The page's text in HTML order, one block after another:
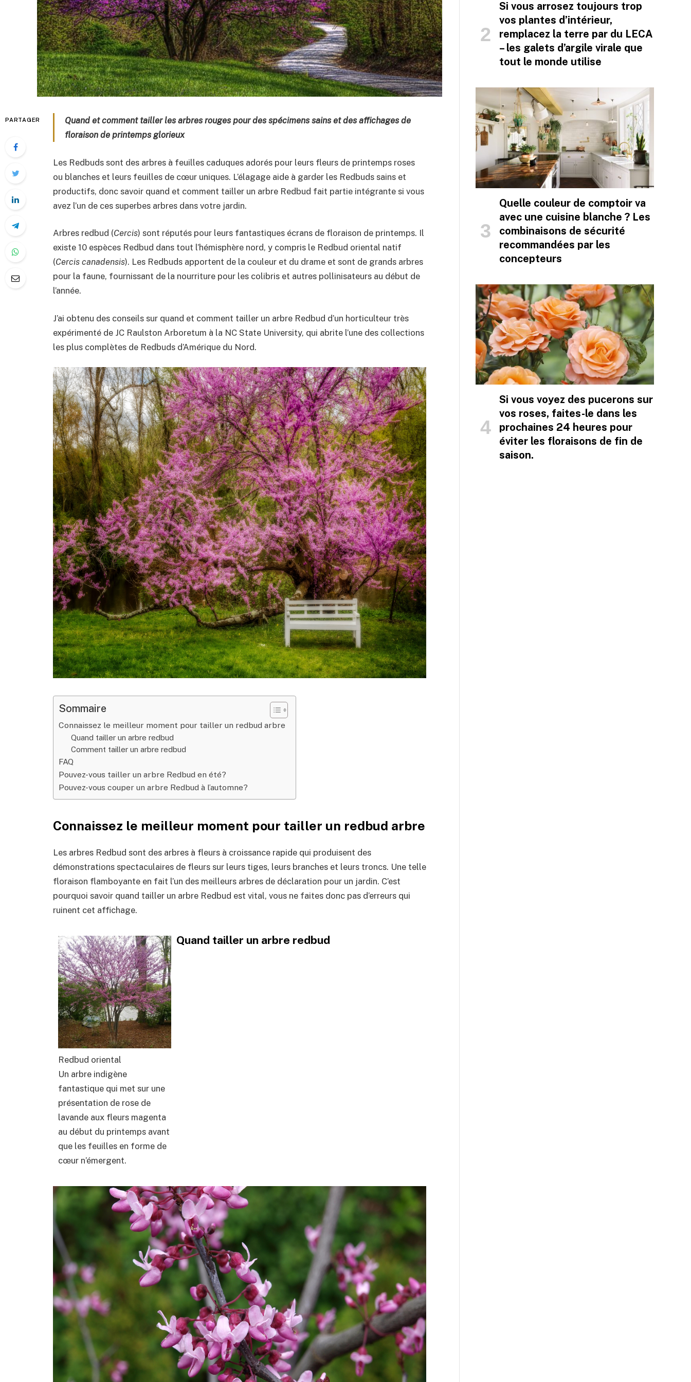
PARTAGER
Quand et comment tailler les arbres rouges pour des spécimens sains et des affichages de
floraison de printemps glorieux
Les Redbuds sont des arbres à feuilles caduques adorés pour leurs fleurs de printemps roses
ou blanches et leurs feuilles de cœur uniques. L’élagage aide à garder les Redbuds sains et
productifs, donc savoir quand et comment tailler un arbre Redbud fait partie intégrante si vous
avez l’un de ces superbes arbres dans votre jardin.
Arbres redbud (Cercis) sont réputés pour leurs fantastiques écrans de floraison de printemps. Il
existe 10 espèces Redbud dans tout l’hémisphère nord, y compris le Redbud oriental natif
(Cercis canadensis). Les Redbuds apportent de la couleur et du drame et sont de grands arbres
pour la faune, fournissant de la nourriture pour les colibris et autres pollinisateurs au début de
l’année.
J’ai obtenu des conseils sur quand et comment tailler un arbre Redbud d’un horticulteur très
expérimenté de JC Raulston Arboretum à la NC State University, qui abrite l’une des collections
les plus complètes de Redbuds d’Amérique du Nord.
Sommaire
Connaissez le meilleur moment pour tailler un redbud arbre
Quand tailler un arbre redbud
Comment tailler un arbre redbud
FAQ
Pouvez-vous tailler un arbre Redbud en été?
Pouvez-vous couper un arbre Redbud à l’automne?
Connaissez le meilleur moment pour tailler un redbud arbre
Les arbres Redbud sont des arbres à fleurs à croissance rapide qui produisent des
démonstrations spectaculaires de fleurs sur leurs tiges, leurs branches et leurs troncs. Une telle
floraison flamboyante en fait l’un des meilleurs arbres de déclaration pour un jardin. C’est
pourquoi savoir quand tailler un arbre Redbud est vital, vous ne faites donc pas d’erreurs qui
ruinent cet affichage.
Redbud oriental
Un arbre indigène
fantastique qui met sur une
présentation de rose de
lavande aux fleurs magenta
au début du printemps avant
que les feuilles en forme de
cœur n’émergent.
Quand tailler un arbre redbud
Si vous arrosez toujours trop
vos plantes d’intérieur,
remplacez la terre par du LECA
– les galets d’argile virale que
tout le monde utilise
Quelle couleur de comptoir va
avec une cuisine blanche ? Les
combinaisons de sécurité
recommandées par les
concepteurs
Si vous voyez des pucerons sur
vos roses, faites-le dans les
prochaines 24 heures pour
éviter les floraisons de fin de
saison.